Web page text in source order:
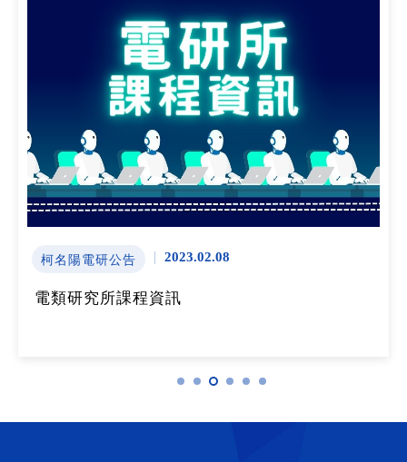
柯名陽電研公告 2023.02.08
電類研究所課程資訊